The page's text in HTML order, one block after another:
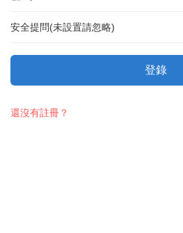
安全提問(未設置請忽略)
登錄
還沒有註冊？